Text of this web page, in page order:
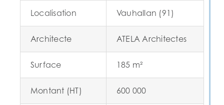
Localisation Vauhallan (91)
Architecte ATELA Architectes
Surface 185 m²
Montant (HT) 600 000